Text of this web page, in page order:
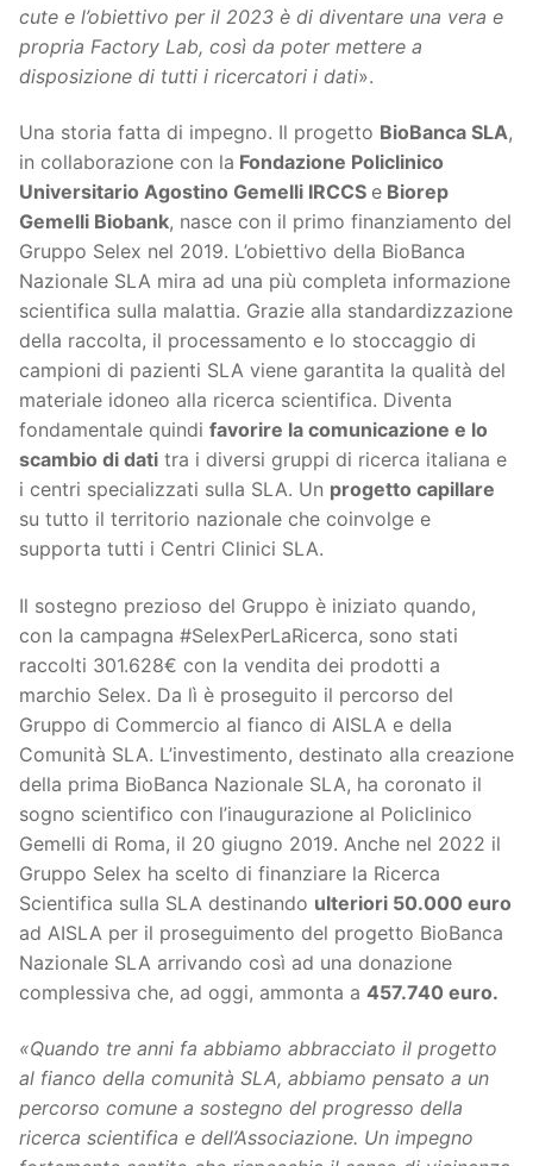
cute e l’obiettivo per il 2023 è di diventare una vera e
propria Factory Lab, così da poter mettere a
disposizione di tutti i ricercatori i dati».
Una storia fatta di impegno. Il progetto BioBanca SLA,
in collaborazione con la Fondazione Policlinico
Universitario Agostino Gemelli IRCCS e Biorep
Gemelli Biobank, nasce con il primo finanziamento del
Gruppo Selex nel 2019. L’obiettivo della BioBanca
Nazionale SLA mira ad una più completa informazione
scientifica sulla malattia. Grazie alla standardizzazione
della raccolta, il processamento e lo stoccaggio di
campioni di pazienti SLA viene garantita la qualità del
materiale idoneo alla ricerca scientifica. Diventa
fondamentale quindi favorire la comunicazione e lo
scambio di dati tra i diversi gruppi di ricerca italiana e
i centri specializzati sulla SLA. Un progetto capillare
su tutto il territorio nazionale che coinvolge e
supporta tutti i Centri Clinici SLA.
Il sostegno prezioso del Gruppo è iniziato quando,
con la campagna #SelexPerLaRicerca, sono stati
raccolti 301.628€ con la vendita dei prodotti a
marchio Selex. Da lì è proseguito il percorso del
Gruppo di Commercio al fianco di AISLA e della
Comunità SLA. L’investimento, destinato alla creazione
della prima BioBanca Nazionale SLA, ha coronato il
sogno scientifico con l’inaugurazione al Policlinico
Gemelli di Roma, il 20 giugno 2019. Anche nel 2022 il
Gruppo Selex ha scelto di finanziare la Ricerca
Scientifica sulla SLA destinando ulteriori 50.000 euro
ad AISLA per il proseguimento del progetto BioBanca
Nazionale SLA arrivando così ad una donazione
complessiva che, ad oggi, ammonta a 457.740 euro.
«Quando tre anni fa abbiamo abbracciato il progetto
al fianco della comunità SLA, abbiamo pensato a un
percorso comune a sostegno del progresso della
ricerca scientifica e dell’Associazione. Un impegno